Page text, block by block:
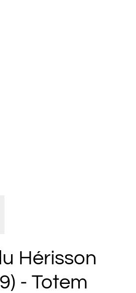
Hérisson
- Totem